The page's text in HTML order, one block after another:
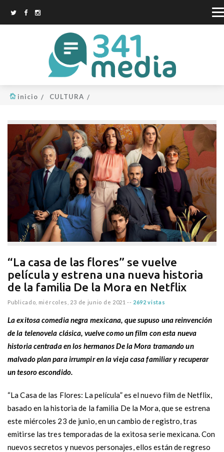
inicio CULTURA
“La casa de las flores” se vuelve
película y estrena una nueva historia
de la familia De la Mora en Netflix
Publicado, miércoles, 23 de junio de 2021 -- 2692 vistas
La exitosa comedia negra mexicana, que supuso una reinvención
de la telenovela clásica, vuelve como un film con esta nueva
historia centrada en los hermanos De la Mora tramando un
malvado plan para irrumpir en la vieja casa familiar y recuperar
un tesoro escondido.
“La Casa de las Flores: La película” es el nuevo film de Netflix,
basado en la historia de la familia De la Mora, que se estrena
este miércoles 23 de junio, en un cambio de registro, tras
emitirse las tres temporadas de la exitosa serie mexicana. Con
nuevos secretos y nuevos personajes, ellos están de regreso